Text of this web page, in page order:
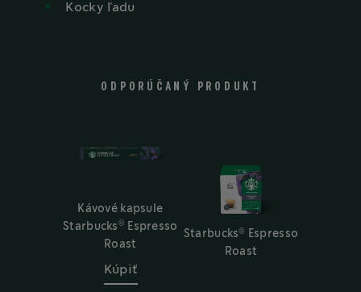
Kocky ľadu
ODPORÚČANÝ PRODUKT
Kávové kapsule
Starbucks ®
Espresso
Roast
Kúpiť
Starbucks®
Espresso
Roast